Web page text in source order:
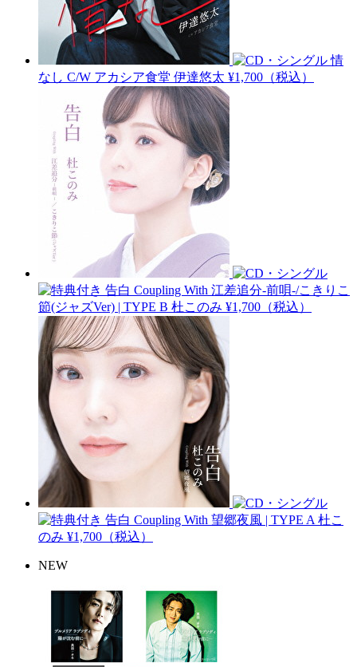
情
なし C/W アカシア食堂 伊達悠太 ¥1,700（税込）
告白 Coupling With 江差追分-前唄-/こきりこ
節(ジャズVer) | TYPE B 杜このみ ¥1,700（税込）
告白 Coupling With 望郷夜風 | TYPE A 杜こ
のみ ¥1,700（税込）
NEW